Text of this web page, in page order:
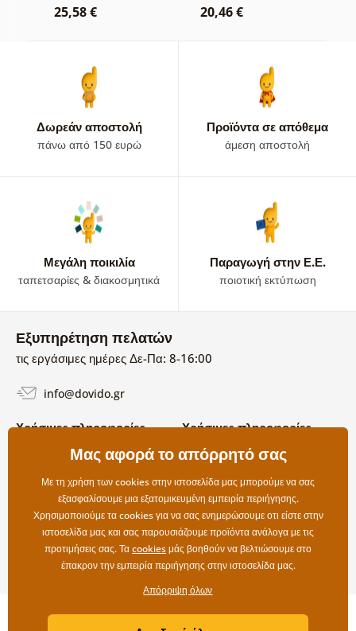
25,58 € 20,46 €
Δωρεάν αποστολή
πάνω από 150 ευρώ
Προϊόντα σε απόθεμα
άμεση αποστολή
Μεγάλη ποικιλία
ταπετσαρίες & διακοσμητικά
Παραγωγή στην Ε.Ε.
ποιοτική εκτύπωση
Εξυπηρέτηση πελατών
τις εργάσιμες ημέρες Δε-Πα: 8-16:00
info@dovido.gr
Χρήσιμες πληροφορίες
Όροι χρήσης και επιστροφών
Επιλογές αποστολής και
πληρωμής
Επιστροφές
Χρήσιμες πληροφορίες
Σχετικά με εμάς
Συχνές Ερωτήσεις
Επικοινωνία
Copyright ©2019 © Dovido.gr.
Μας αφορά το απόρρητό σας
Με τη χρήση των cookies στην ιστοσελίδα μας μπορούμε να σας
εξασφαλίσουμε μια εξατομικευμένη εμπειρία περιήγησης.
Χρησιμοποιούμε τα cookies για να σας ενημερώσουμε οτι είστε στην
ιστοσελίδα μας και σας παρουσιάζουμε προϊόντα ανάλογα με τις
προτιμήσεις σας. Ταcookiesμάς βοηθούν να βελτιώσουμε στο
έπακρον την εμπειρία περιήγησης στην ιστοσελίδα μας.
Απόρριψη όλων